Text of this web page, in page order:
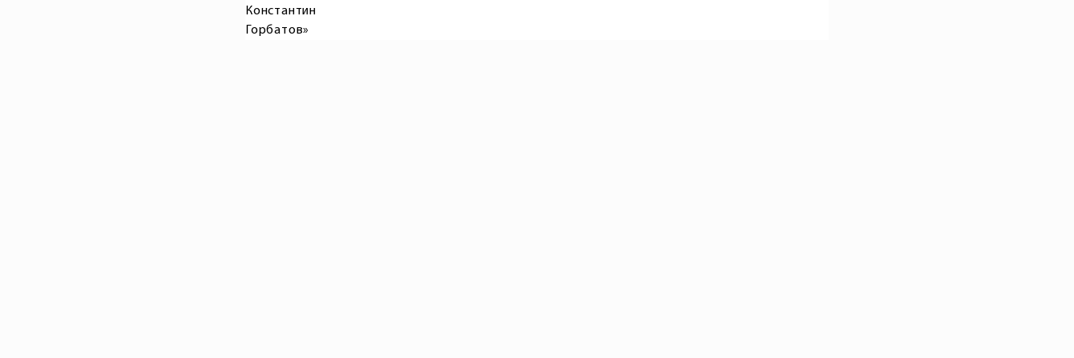
Константин
Горбатов»